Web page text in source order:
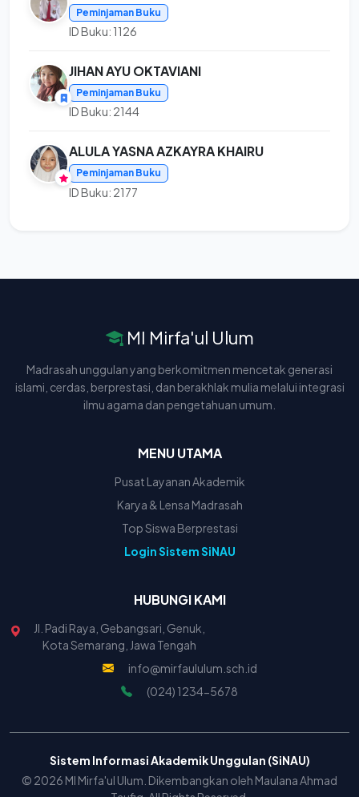
Peminjaman Buku
ID Buku: 1126
JIHAN AYU OKTAVIANI
Peminjaman Buku
ID Buku: 2144
ALULA YASNA AZKAYRA KHAIRU
Peminjaman Buku
ID Buku: 2177
MI Mirfa'ul Ulum
Madrasah unggulan yang berkomitmen mencetak generasi
islami, cerdas, berprestasi, dan berakhlak mulia melalui integrasi
ilmu agama dan pengetahuan umum.
MENU UTAMA
Pusat Layanan Akademik
Karya & Lensa Madrasah
Top Siswa Berprestasi
Login Sistem SiNAU
HUBUNGI KAMI
Jl. Padi Raya, Gebangsari, Genuk,
Kota Semarang, Jawa Tengah
info@mirfaululum.sch.id
(024) 1234-5678
Sistem Informasi Akademik Unggulan (SiNAU)
© 2026 MI Mirfa'ul Ulum. Dikembangkan oleh Maulana Ahmad